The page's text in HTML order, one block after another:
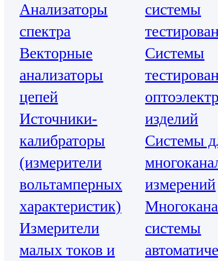
Анализаторы
спектра
Векторные
анализаторы
цепей
Источники-
калибраторы
(измерители
вольтамперных
характеристик)
Измерители
малых токов и
системы
Системы
изделий
Системы
измерений
системы